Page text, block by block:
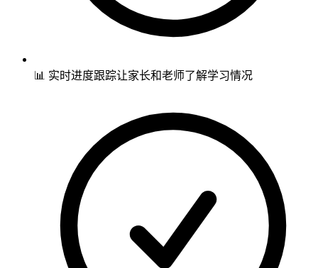
📊 实时进度跟踪让家长和老师了解学习情况